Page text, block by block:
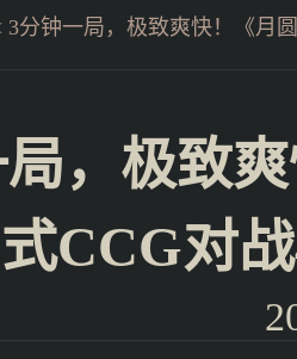
3分钟一局，极致爽快！《月
，极致
式CCG对